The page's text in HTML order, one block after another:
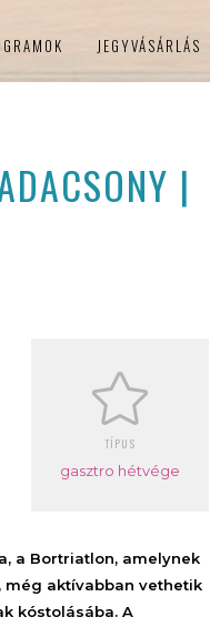
JEGYVÁSÁRLÁS
|
TÍPUS
gasztro hétvége
a Bortriatlon, amelynek
még aktívabban vethetik
kóstolásába. A